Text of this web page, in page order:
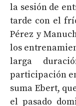
la sesión de
tarde con el
Pérez y
los
larga
participación
suma Ebert,
el pasado